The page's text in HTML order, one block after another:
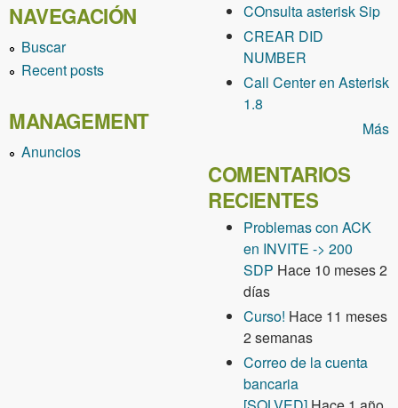
NAVEGACIÓN
Buscar
Recent posts
MANAGEMENT
Anuncios
COnsulta asterisk Sip
CREAR DID
NUMBER
Call Center en Asterisk
1.8
Más
COMENTARIOS
RECIENTES
Problemas con ACK
en INVITE -> 200
SDP Hace 10 meses 2
días
Curso! Hace 11 meses
2 semanas
Correo de la cuenta
bancaria